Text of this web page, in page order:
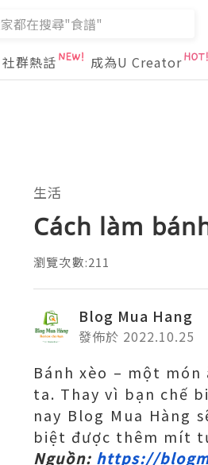
社群熱話 成為U Creator
生活
Cách làm
瀏覽次數:211
Blog Mua Hang
發佈於 2022.10.25
Bánh xèo – một
ta. Thay vì bạn chế
nay Blog Mua Hàng
biệt được thêm mít
Nguồn: https://